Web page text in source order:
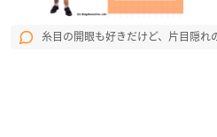
糸目の開眼も好きだけど、片目隠れ